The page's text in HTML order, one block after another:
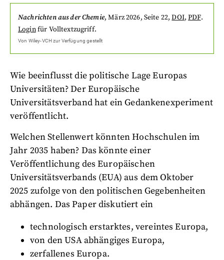
Nachrichten aus der Chemie,März 2026, Seite 22,DOI,PDF.
Loginfür Volltextzugriff.
Von Wiley-VCHzur Verfügung gestellt
Wie beeinflusst die politische Lage Europas
Universitäten? Der Europäische
Universitätsverband hat ein Gedankenexperiment
veröffentlicht.
Welchen Stellenwert könnten Hochschulen im
Jahr 2035 haben? Das könnte einer
Veröffentlichung des Europäischen
Universitätsverbands (EUA) aus dem Oktober
2025 zufolge von den politischen Gegebenheiten
abhängen. Das Paper diskutiert ein
technologisch erstarktes, vereintes Europa,
von den USA abhängiges Europa,
zerfallenes Europa.